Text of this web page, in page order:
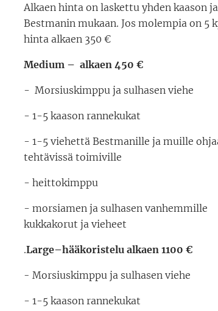
Alkaen hinta on laskettu yhden kaason ja
Bestmanin mukaan. Jos molempia on 5
hinta alkaen 350 €
Medium – alkaen 450 €
- Morsiuskimppu ja sulhasen viehe
- 1-5 kaason rannekukat
- 1-5 viehettä Bestmanille ja muille
tehtävissä toimiville
- heittokimppu
- morsiamen ja sulhasen vanhemmille
kukkakorut ja vieheet
.Large–hääkoristelu alkaen 1100 €
- Morsiuskimppu ja sulhasen viehe
- 1-5 kaason rannekukat